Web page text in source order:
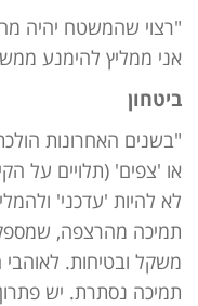
"רצוי שהמשטח יהיה
אני ממליץ להימנע
ביטחון
"בשנים האחרונות
או 'צפים' (תלויים על
לא להיות 'עדכני'
תמיכה מהרצפה,
משקל ובטיחות.
תמיכה נסתרת. יש